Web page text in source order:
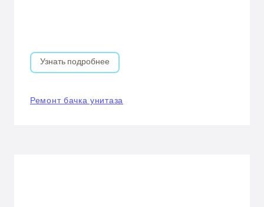
Узнать подробнее
Ремонт бачка унитаза